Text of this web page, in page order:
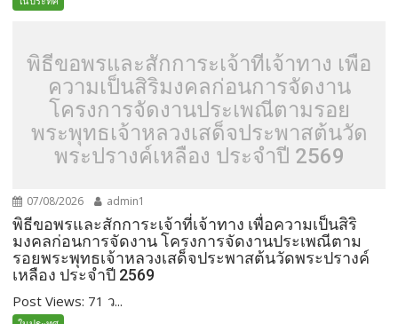
พิธีขอพรและสักการะเจ้าที่เจ้าทาง เพื่อ
ความเป็นสิริมงคลก่อนการจัดงาน
โครงการจัดงานประเพณีตามรอย
พระพุทธเจ้าหลวงเสด็จประพาสต้นวัด
พระปรางค์เหลือง ประจำปี 2569
07/08/2026 admin1
พิธีขอพรและสักการะเจ้าที่เจ้าทาง เพื่อความเป็นสิริ
มงคลก่อนการจัดงาน โครงการจัดงานประเพณีตาม
รอยพระพุทธเจ้าหลวงเสด็จประพาสต้นวัดพระปรางค์
เหลือง ประจำปี 2569
Post Views: 71 ว...